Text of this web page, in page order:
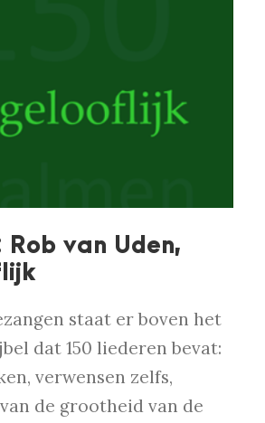
Rob van Uden,
staat er boven het
dat 150 liederen bevat:
verwensen zelfs,
de grootheid van de